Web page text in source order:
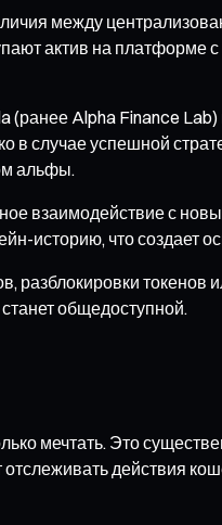
между
актив на платформе
Alpha Finance
случае успешной
альфы.
взаимодействие с
историю, что создает
разблокировки
общедоступной.
мечтать. Это
действия